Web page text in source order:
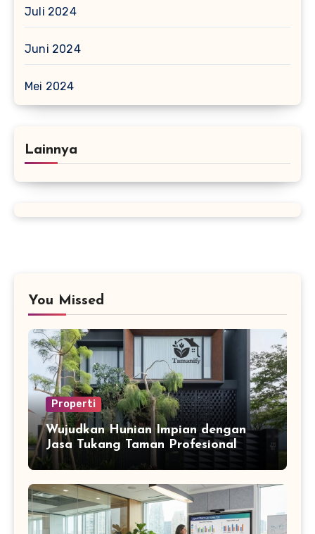
Juli 2024
Juni 2024
Mei 2024
Lainnya
You Missed
Properti
Wujudkan Hunian Impian dengan
Jasa Tukang Taman Profesional